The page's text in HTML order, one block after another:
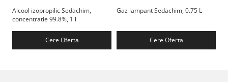
Alcool izopropilic Sedachim,
concentratie 99.8%, 1 l
Cere Oferta
Gaz lampant Sedachim, 0.75 L
Cere Oferta